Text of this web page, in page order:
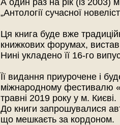
А один раз на рік (із 2003)
„Антології сучасної
Ця книга буде вже
книжкових форумах,
Нині укладено її 16-го
Її видання приурочене і
міжнародному фестивалю
травні 2019 року у м. Києві.
До книги запрошувалися
що мешкаєть за кордоном.